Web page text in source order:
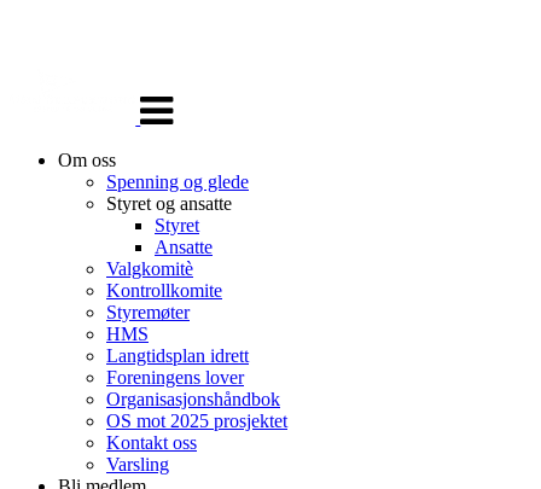
navigasjon
Om oss
Spenning og glede
Styret og ansatte
Styret
Ansatte
Valgkomitè
Kontrollkomite
Styremøter
HMS
Langtidsplan idrett
Foreningens lover
Organisasjonshåndbok
OS mot 2025 prosjektet
Kontakt oss
Varsling